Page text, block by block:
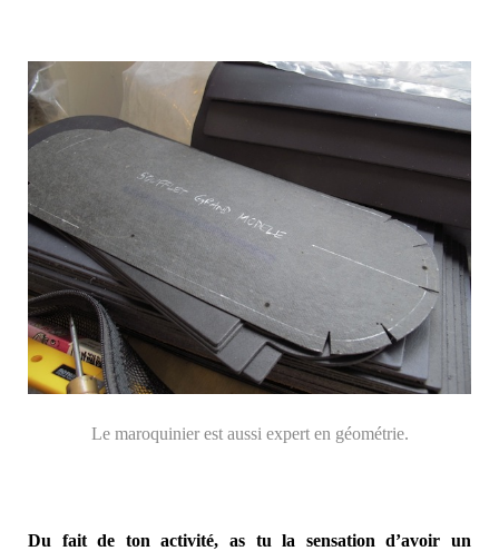
Le maroquinier est aussi expert en géométrie.
Du fait de ton activité, as tu la sensation d’avoir un